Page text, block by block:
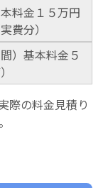
料金１５万円
費分）
）基本料金５
際の料金見積り